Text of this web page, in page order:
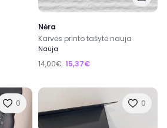
Nėra
Karvės printo tašytė nauja
Nauja
14,00€ 15,37€
0 0